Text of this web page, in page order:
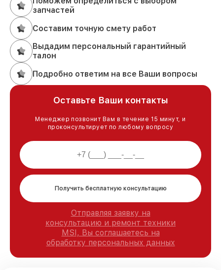
запчастей
Составим точную смету работ
Выдадим персональный гарантийный
талон
Подробно ответим на все Ваши вопросы
Оставьте Ваши контакты
Менеджер позвонит Вам в течение 15 минут, и
проконсультирует по любому вопросу
Получить бесплатную консультацию
Отправляя заявку на
консультацию и ремонт техники
MSI, Вы соглашаетесь на
обработку персональных данных